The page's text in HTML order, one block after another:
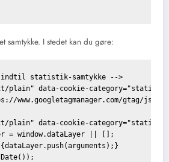
samtykke. I stedet kan du gøre:
indtil statistik-samtykke -->
plain" data-cookie-
www.googletagmanager.com/gtag/
plain" data-cookie-
= window.dataLayer || [];